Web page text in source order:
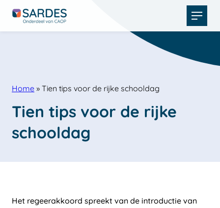
Open
menu
Home » Tien tips voor de rijke schooldag
Tien tips voor de rijke
schooldag
Het regeerakkoord spreekt van de introductie van